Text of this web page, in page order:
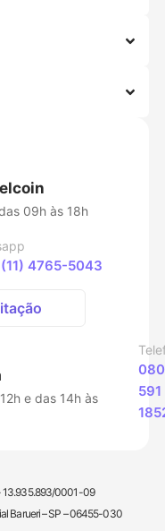
09h às 18h
(11) 4765-5043
e das 14h às
591
13.935.893/0001-09
Barueri – SP – 06455-030